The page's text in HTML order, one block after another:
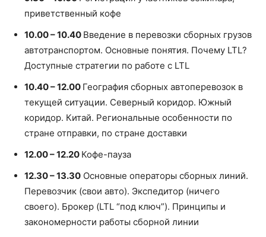
приветственный кофе
10.00 – 10.40 Введение в перевозки сборных грузов
автотранспортом. Основные понятия. Почему LTL?
Доступные стратегии по работе с LTL
10.40 – 12.00 География сборных автоперевозок в
текущей ситуации. Северный коридор. Южный
коридор. Китай. Региональные особенности по
стране отправки, по стране доставки
12.00 – 12.20 Кофе-пауза
12.30 – 13.30 Основные операторы сборных линий.
Перевозчик (свои авто). Экспедитор (ничего
своего). Брокер (LTL “под ключ”). Принципы и
закономерности работы сборной линии